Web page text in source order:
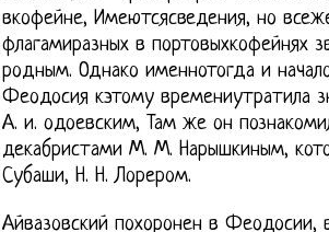
вкофейне, Имеютсясведения, но
флагамиразных в портовыхкофейнях
родным. Однако именнотогда и
Феодосия кэтому времениутратила
А. и. одоевским, Там же он
декабристами М. М. Нарышкиным,
Субаши, Н. Н. Лорером.
Айвазовский похоронен в Феодосии,